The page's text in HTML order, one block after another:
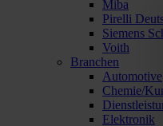
Miba
Pirelli
Siemens
Voith
Branchen
Automotive
Chemie/
Elektronik